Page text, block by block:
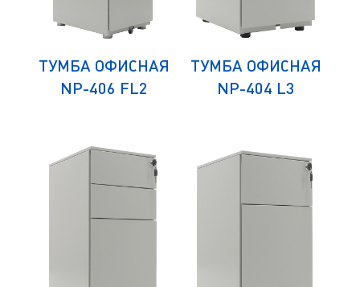
ТУМБА ОФИСНАЯ
NP-406 FL2
ТУМБА ОФИСНАЯ
NP-404 L3